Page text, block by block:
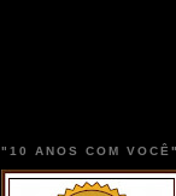
"10 ANOS COM VOCÊ"